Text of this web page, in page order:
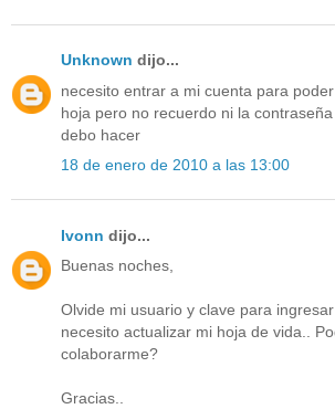
Unknown dijo...
necesito entrar a mi cuenta para
hoja pero no recuerdo ni la
debo hacer
18 de enero de 2010 a las 13:00
Ivonn dijo...
Buenas noches,
Olvide mi usuario y clave para
necesito actualizar mi hoja de vida..
colaborarme?
Gracias..